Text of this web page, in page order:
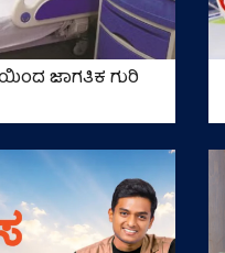
ಜಾಗತಿಕ ಗುರಿ